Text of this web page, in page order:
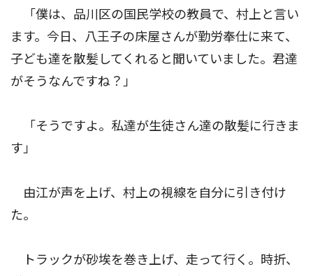
「僕は、品川区の国民学校の教員で、村上と言い
ます。今日、八王子の床屋さんが勤労奉仕に来て、
子ども達を散髪してくれると聞いていました。君達
がそうなんですね？」
「そうですよ。私達が生徒さん達の散髪に行きま
す」
由江が声を上げ、村上の視線を自分に引き付け
た。
トラックが砂埃を巻き上げ、走って行く。時折、